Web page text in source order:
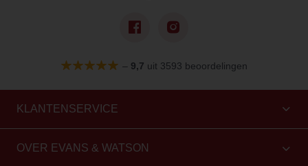
– 9,7 uit 3593 beoordelingen
KLANTENSERVICE
OVER EVANS & WATSON